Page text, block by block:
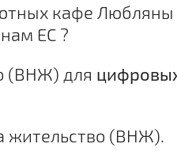
кафе Любляны
ЕС ?
(ВНЖ) для
жительство (ВНЖ).